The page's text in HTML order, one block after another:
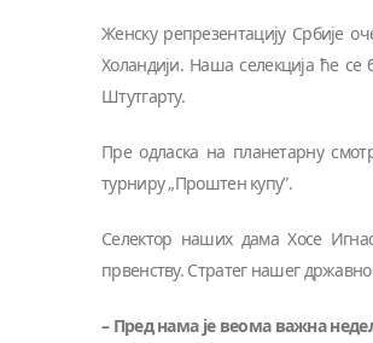
Женску репрезентацију Србије
Холандији. Наша селекција ће
Штутгарту.
Пре одласка на планетарну
турниру „Проштен купу”.
Селектор наших дама Хосе
првенству. Стратег нашег
– Пред нама је веома важна